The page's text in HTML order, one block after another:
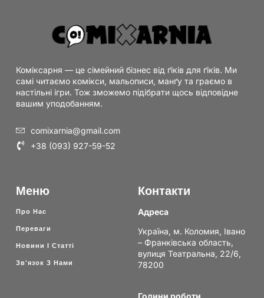
Коміксарня — це сімейний бізнес від ґіків для ґіків. Ми
самі читаємо комікси, мальописи, манґу та граємо в
настільні ігри. Тож зможемо підібрати щось відповідне
вашим уподобанням.
comixarnia@gmail.com
+38 (093) 927-59-52
Меню
Про Нас
Переваги
Новини І Статті
Зв'язок З Нами
Контакти
Адреса
Україна, м. Коломия, Івано
– Франківська область,
вулиця Театральна, 22/6,
78200